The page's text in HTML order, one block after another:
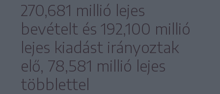
270,681 millió lejes
bevételt és 192,100 millió
lejes kiadást irányoztak
elő, 78,581 millió lejes
többlettel